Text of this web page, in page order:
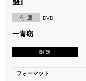
付 属 DVD
一青窈
限 定
フォーマット